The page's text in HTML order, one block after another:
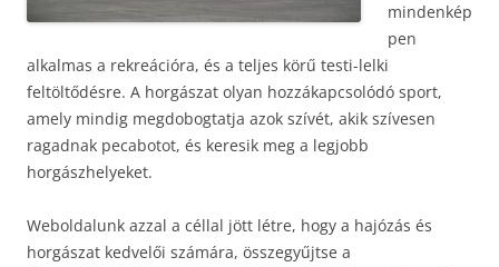
mindenkép
pen
alkalmas a rekreációra, és a teljes körű testi-lelki
feltöltődésre. A horgászat olyan hozzákapcsolódó sport,
amely mindig megdobogtatja azok szívét, akik szívesen
ragadnak pecabotot, és keresik meg a legjobb
horgászhelyeket.
Weboldalunk azzal a céllal jött létre, hogy a hajózás és
horgászat kedvelői számára, összegyűjtse a